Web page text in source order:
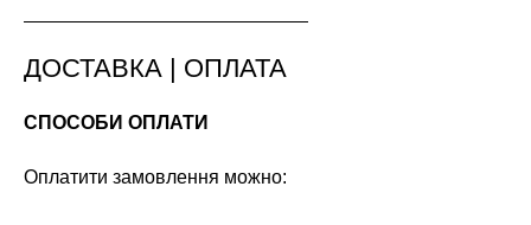
ДОСТАВКА | ОПЛАТА
СПОСОБИ ОПЛАТИ
Оплатити замовлення можно: